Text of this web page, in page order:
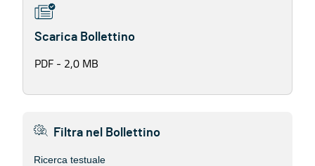
Scarica Bollettino
PDF - 2,0 MB
Filtra nel Bollettino
Ricerca testuale